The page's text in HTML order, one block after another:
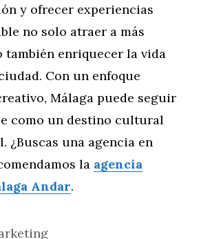
y ofrecer experiencias
no solo atraer a más
también enriquecer la vida
Con un enfoque
Málaga puede seguir
como un destino cultural
¿Buscas una agencia en
la agencia
Andar.